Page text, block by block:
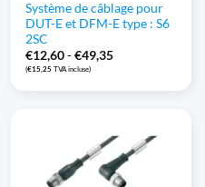
Système de câblage pour
DUT-E et DFM-E type : S6
2SC
€12,60-€49,35Gamme
:
(€15,25 TVA incluse)